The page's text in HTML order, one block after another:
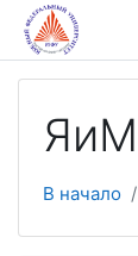
Перейти к
В начало